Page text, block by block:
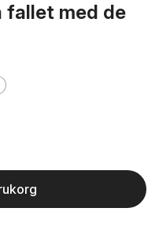
fallet med de